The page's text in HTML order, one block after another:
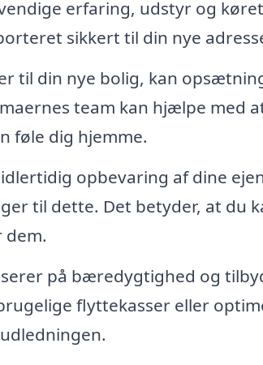
erfaring, udstyr og
sikkert til din nye
til din nye bolig, kan
team kan hjælpe med
føle dig hjemme.
opbevaring af dine
til dette. Det betyder, at du
på bæredygtighed og
flyttekasser eller